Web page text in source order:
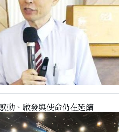
動、啟發與使命仍在延續